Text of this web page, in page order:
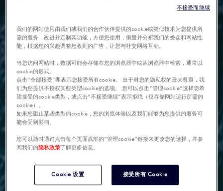
我们的网站使用由我们或我们的合作伙伴提供的cookie或类似技术为您提供所
需的服务，改进并定制其功能，方便您使用，衡量并分析我们的受众和网站性
能，根据您的兴趣调整您收到的广告，让您与社交网络互动。
当您访问网站时，数据可能会存储在您的浏览器中或从浏览器中检索，通常以
cookie的形式。
点击“全部接受”即表示您接受所有cookie。 出于对您的隐私权的最大尊重，我
们为您提供不授权某些类型cookie的选项。 您可以点击“管理cookie”选择您希
望接受的cookie类型，或点击“不接受继续”表示拒绝（仅存储网站运行所需的
cookie）。
如果您阻止某些类型的cookie，您的浏览体验以及我们能够为您提供的服务可
能会受到影响。
您可以随时通过点击每个页面底部的“管理cookie”链接来更改您的选择，并参
阅我们的 隐私政策了解更多信息。
Cookie 设置 接受所有 Cookie
不接受而继续